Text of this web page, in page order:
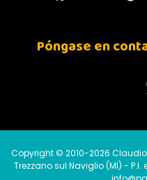
Póngase en
Copyright © 2010-2026
Trezzano sul Naviglio (MI) - P.I.